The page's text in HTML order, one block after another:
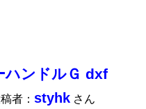
ハンドルＧ dxf
者：styhk さん